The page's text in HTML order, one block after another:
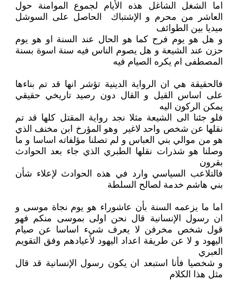
اما الشغل الشاغل هذه الأيام لجموع الموامنة حول
العاشر من محرم و الإشتباك الحاصل على السوشل
ميديا بين الطوائف
و هل هو يوم فرح كما هو الحال عند السنة او هو يوم
حزن عند الشيعة و هل يصوم الناس فيه سنة اسوة بسنة
المصطفى ام يكره الصيام فيه
فالحقيقة هي ان الرواية الدينية تؤشر انها قد تم بناءها
على اساس القيل و القال دون رصيد تاريخي حقيقي
يمكن الركون اليه
فلو جئنا الى الشيعة مثلا نجد رواية المقتل كلها قد تم
نقلها عن شخص واحد لاغير وهو المؤرخ ابن مخنف الذي
هو من موالي بني العباس و لم تصلنا مؤلفاته اساسا و ما
وصلنا هو شذرات نقلها الطبري الذي جاء بعد الحوادث
بقرون
فالتلاعب السياسي وارد في هذه الحوادث لإعلاء شأن
بني هاشم خدمة لصالح السلطة
اما ما يزعمه السنة بأن عاشوراء هو يوم نجاة موسى و
ان رسول الإنسانية قال نحن اولى بموسى منكم فهو
قول شخص مخرفن لا يعرف شيء اساسا عن صيام
اليهود و لا عن طريقة اعداد اليهود لأعيادهم وفق التقويم
العبري
و شخصيا فأنا استبعد ان يكون رسول الإنسانية قد قال
مثل هذا الكلام